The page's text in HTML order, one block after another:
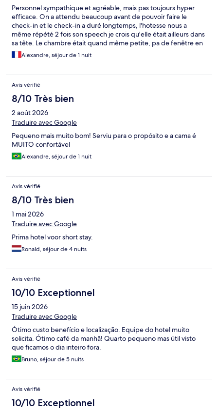
Personnel sympathique et agréable, mais pas toujours hyper
efficace. On a attendu beaucoup avant de pouvoir faire le
check-in et le check-in a duré longtemps, l'hotesse nous a
même répété 2 fois son speech je crois qu'elle était ailleurs dans
sa tête. Le chambre était quand même petite, pa de fenêtre en
sous-sol mais on s'y accomode.
Alexandre, séjour de 1 nuit
Avis vérifié
8/10 Très bien
2 août 2026
Traduire avec Google
Pequeno mais muito bom! Serviu para o propósito e a cama é
MUITO confortável
Alexandre, séjour de 1 nuit
Avis vérifié
8/10 Très bien
1 mai 2026
Traduire avec Google
Prima hotel voor short stay.
Ronald, séjour de 4 nuits
Avis vérifié
10/10 Exceptionnel
15 juin 2026
Traduire avec Google
Ótimo custo benefício e localização. Equipe do hotel muito
solicita. Ótimo café da manhã! Quarto pequeno mas útil visto
que ficamos o dia inteiro fora.
Bruno, séjour de 5 nuits
Avis vérifié
10/10 Exceptionnel